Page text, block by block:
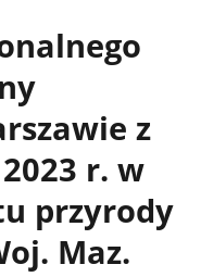
z
r. w
przyrody
Maz.